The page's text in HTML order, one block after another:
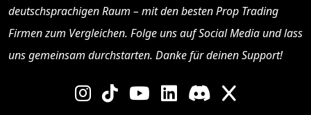
deutschsprachigen Raum – mit den bestenProp Trading
Firmenzum Vergleichen. Folge uns auf Social Media und lass
uns gemeinsam durchstarten. Danke für deinen Support!